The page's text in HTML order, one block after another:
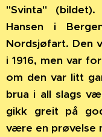
"Svinta"
Hansen i
Nordsjøfart. Den
i 1916, men var
om den var litt
brua i all slags
gikk greit på
være en prøvelse